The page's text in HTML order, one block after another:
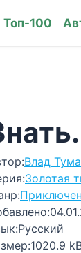
Топ-100
Влад
Золотая
Русский
1020.9